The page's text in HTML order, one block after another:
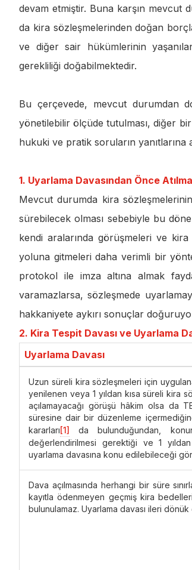
devam etmiştir. Buna karşın mevcut
da kira sözleşmelerinden doğan
ve diğer sair hükümlerinin
gerekliliği doğabilmektedir.
Bu çerçevede, mevcut durumdan
yönetilebilir ölçüde tutulması, diğer
hukuki ve pratik soruların yanıtlarına
1. Uyarlama Davasından Önce
Mevcut durumda kira
sürebilecek olması sebebiyle bu
kendi aralarında görüşmeleri ve
yoluna gitmeleri daha verimli bir
protokol ile imza altına almak
varamazlarsa, sözleşmede
hakkaniyete aykırı sonuçlar
2. Kira Tespit Davası ve Uyarlama
Uyarlama Davası
Uzun süreli kira sözleşmeleri için
yenilenen veya 1 yıldan kısa süreli kira
açılamayacağı görüşü hâkim olsa da
süresine dair bir düzenleme
kararları[1]
da bulunduğundan,
değerlendirilmesi gerektiği ve 1
uyarlama davasına konu edilebileceği
Dava açılmasında herhangi bir süre
kayıtla ödenmeyen geçmiş kira
bulunulamaz. Uyarlama davası ileri